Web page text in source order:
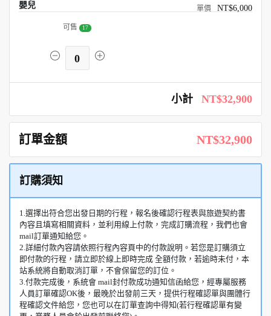
嬰兒 NT$6,000
可售 17
0
小計 NT$32,900
訂單金額 NT$32,900
訂購須知
1.選擇出符合您出發日期的行程，報名後確認行程表與旅遊契約書
內容且填寫相關資料，並利用線上付款，完成訂購流程，我們也會
mail訂單通知給您。
2.詳細付款內容請依照行程內容頁中的付款說明。若您是訂購須立
即付款的行程，請立即於線上即時完成 全額付款，若逾時未付，本
站系統將自動取消訂單，不會保留您的訂位。
3.付款完成後，系統會 mail封付款成功通知信函給您，經專屬服務
人員訂單確認OK後，最晚於出發前三天，提供行程確認單與團體行
程確認文件給您，您也可以在訂單查詢中得知(若行程確認單有變